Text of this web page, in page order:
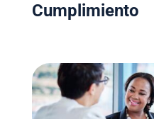
Cumplimiento